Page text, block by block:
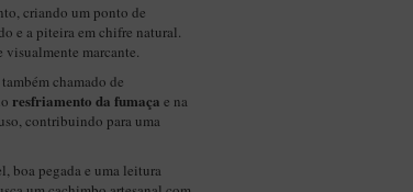
criando um ponto de
e a piteira em chifre natural.
visualmente marcante.
também chamado de
resfriamento da fumaça e na
contribuindo para uma
boa pegada e uma leitura